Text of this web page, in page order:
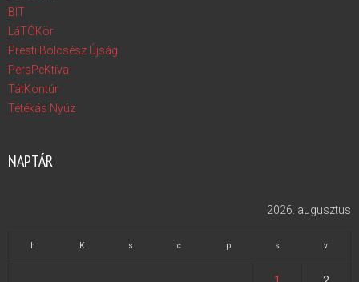
BIT
LáTÓKör
Presti Bölcsész Újság
PersPeKtíva
TátKontúr
Tétékás Nyúz
NAPTÁR
2026. augusztus
h K s c p s v